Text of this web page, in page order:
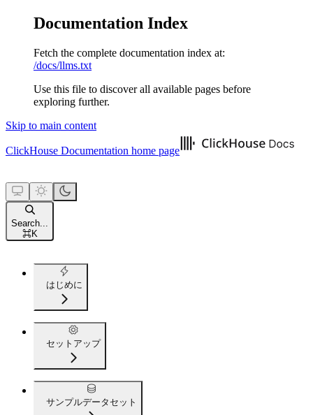
Documentation Index
Fetch the complete documentation index at:
/docs/llms.txt
Use this file to discover all available pages before
exploring further.
Skip to main content
ClickHouse Documentation home page
Search...
⌘K
はじめに
セットアップ
サンプルデータセット